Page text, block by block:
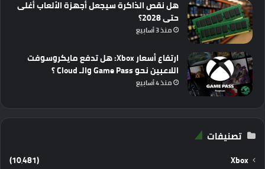
هل نقص الذاكرة سيجعل أجهزة الألعاب أغلى
حتى 2028؟
منذ 3 أسابيع
ارتفاع أسعار Xbox: هل تدفع مايكروسوفت
اللاعبين نحو Game Pass والـ Cloud ؟
منذ 4 أسابيع
تصنيفات
Xbox
(10٬481)